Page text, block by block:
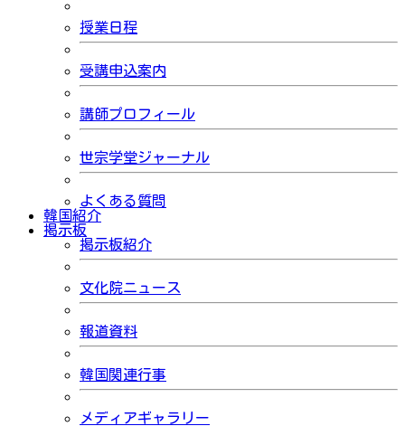
授業日程
受講申込案内
講師プロフィール
世宗学堂ジャーナル
よくある質問
韓国紹介
掲示板
掲示板紹介
文化院ニュース
報道資料
韓国関連行事
メディアギャラリー